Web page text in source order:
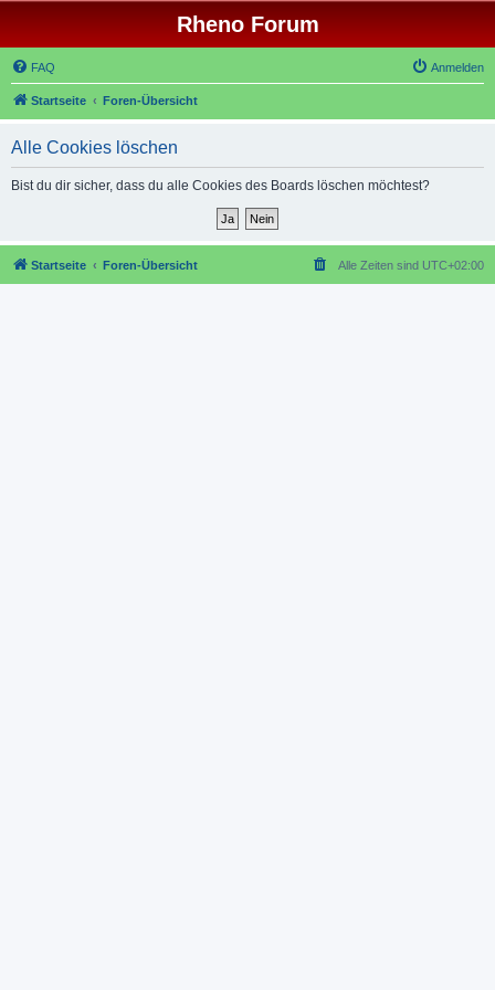
Rheno Forum
FAQ Anmelden
Startseite Foren-Übersicht
Alle Cookies löschen
Bist du dir sicher, dass du alle Cookies des Boards löschen möchtest?
Startseite Foren-Übersicht Alle Zeiten sind UTC+02:00